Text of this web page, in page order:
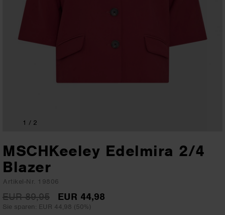
1 / 2
MSCHKeeley Edelmira 2/4
Blazer
Artikel-Nr. 19806
EUR 89,95 EUR 44,98
Sie sparen: EUR 44,98 (50%)